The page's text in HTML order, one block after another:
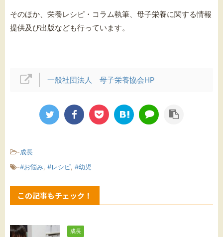
そのほか、栄養レシピ・コラム執筆、母子栄養に関する情報
提供及び出版なども行っています。
一般社団法人 母子栄養協会HP
-成長
-#お悩み, #レシピ, #幼児
この記事もチェック！
成長